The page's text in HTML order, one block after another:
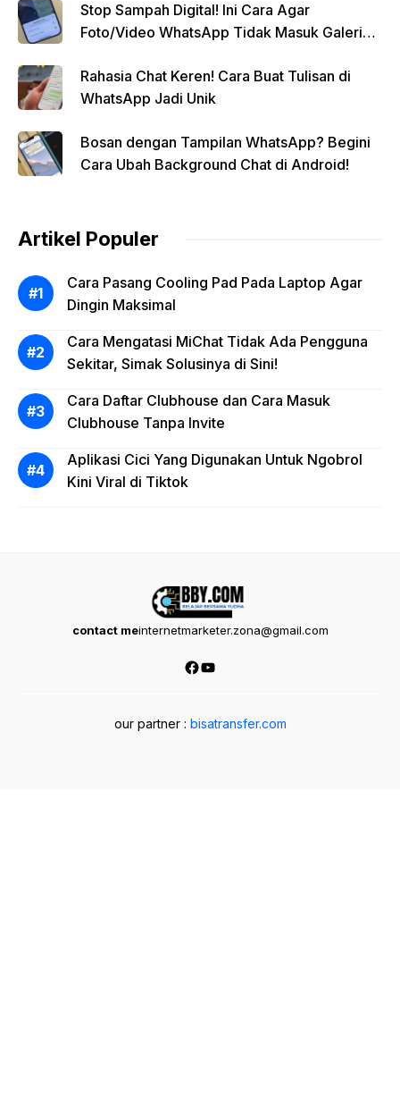
Stop Sampah Digital! Ini Cara Agar
Foto/Video WhatsApp Tidak Masuk Galeri
Rahasia Chat Keren! Cara Buat Tulisan di
WhatsApp Jadi Unik
Bosan dengan Tampilan WhatsApp? Begini
Cara Ubah Background Chat di Android!
Artikel Populer
Cara Pasang Cooling Pad Pada Laptop Agar
Dingin Maksimal
Cara Mengatasi MiChat Tidak Ada Pengguna
Sekitar, Simak Solusinya di Sini!
Cara Daftar Clubhouse dan Cara Masuk
Clubhouse Tanpa Invite
Aplikasi Cici Yang Digunakan Untuk Ngobrol
Kini Viral di Tiktok
contact meinternetmarketer.zona@gmail.com
Facebook
YouTube
our partner : bisatransfer.com